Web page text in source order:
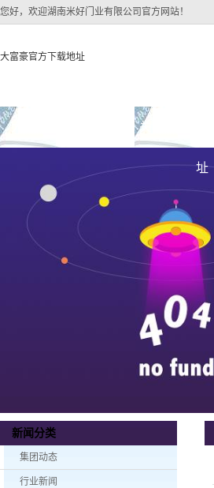
您好，欢迎湖南米好门业有限公司官方网站！
大富豪官方下载地址
关于大富豪官
址
大富豪官方
简介
大富豪官方下
文化
组织架
公司团
荣誉
新闻分类
集团动态
行业新闻